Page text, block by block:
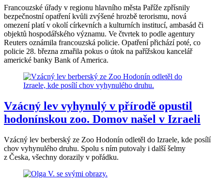
Francouzské úřady v regionu hlavního města Paříže zpřísnily
bezpečnostní opatření kvůli zvýšené hrozbě terorismu, nová
omezení platí v okolí církevních a kulturních institucí, ambasád či
objektů hospodářského významu. Ve čtvrtek to podle agentury
Reuters oznámila francouzská policie. Opatření přichází poté, co
policie 28. března zmařila pokus o útok na pařížskou kancelář
americké banky Bank of America.
Vzácný lev vyhynulý v přírodě opustil
hodonínskou zoo. Domov našel v Izraeli
Vzácný lev berberský ze Zoo Hodonín odletěl do Izraele, kde posílí
chov vyhynulého druhu. Spolu s ním putovaly i další šelmy
z Česka, všechny dorazily v pořádku.